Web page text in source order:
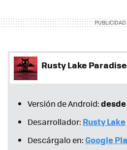
Rusty Lake Paradise
Versión de Android:desde
Desarrollador: Rusty Lake
Descárgalo en: Google